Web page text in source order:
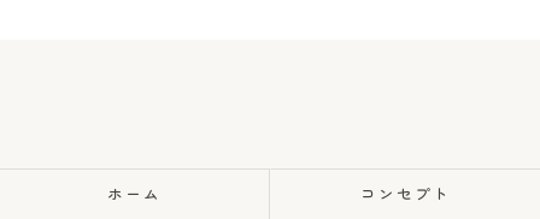
ホーム コンセプト
ご予約はこちら